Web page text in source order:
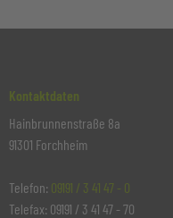
Kontaktdaten
Hainbrunnenstraße 8a
91301 Forchheim
Telefon: 09191 / 3 41 47 - 0
Telefax: 09191 / 3 41 47 - 70